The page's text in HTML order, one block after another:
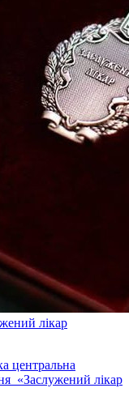
лікар
центральна
«Заслужений лікар